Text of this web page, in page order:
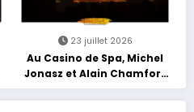
23 juillet 2026
Au Casino de Spa, Michel
Jonasz et Alain Chamfort
célèbrent le temps qui
passe… sans jamais céder